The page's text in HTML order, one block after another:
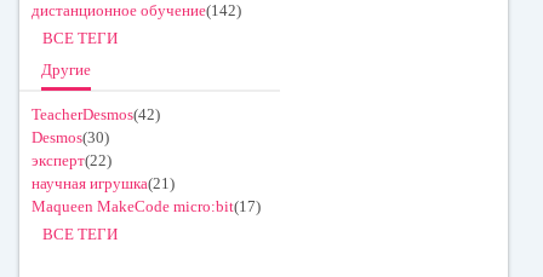
дистанционное обучение(142)
ВСЕ ТЕГИ
Другие
TeacherDesmos(42)
Desmos(30)
эксперт(22)
научная игрушка(21)
Maqueen MakeCode micro:bit(17)
ВСЕ ТЕГИ